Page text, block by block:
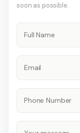
soon as possible.